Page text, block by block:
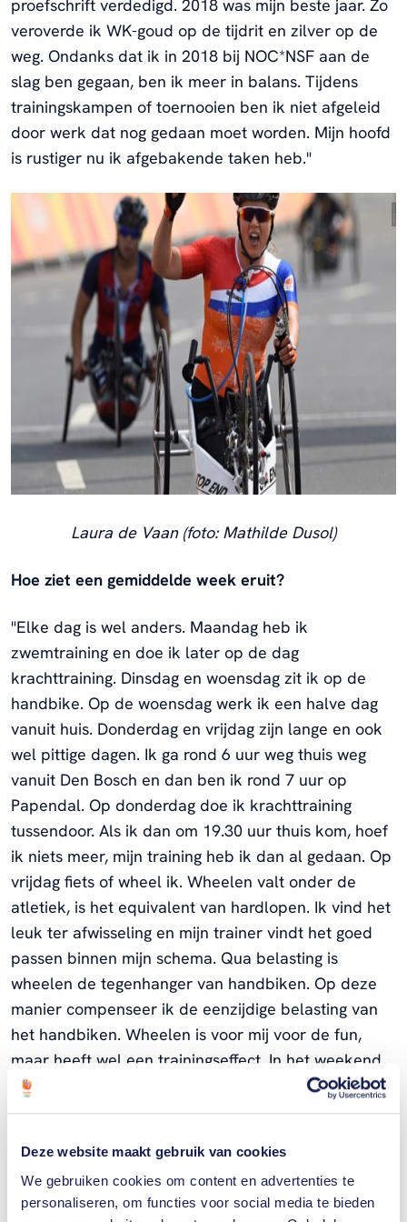
Deze website maakt gebruik van cookies
We gebruiken cookies om content en advertenties te
personaliseren, om functies voor social media te bieden
proefschrift verdedigd. 2018 was mijn beste jaar. Zo
veroverde ik WK-goud op de tijdrit en zilver op de
weg. Ondanks dat ik in 2018 bij NOC*NSF aan de
slag ben gegaan, ben ik meer in balans. Tijdens
trainingskampen of toernooien ben ik niet afgeleid
door werk dat nog gedaan moet worden. Mijn hoofd
is rustiger nu ik afgebakende taken heb."
Laura de Vaan (foto: Mathilde Dusol)
Hoe ziet een gemiddelde week eruit?
"Elke dag is wel anders. Maandag heb ik
zwemtraining en doe ik later op de dag
krachttraining. Dinsdag en woensdag zit ik op de
handbike. Op de woensdag werk ik een halve dag
vanuit huis. Donderdag en vrijdag zijn lange en ook
wel pittige dagen. Ik ga rond 6 uur weg thuis weg
vanuit Den Bosch en dan ben ik rond 7 uur op
Papendal. Op donderdag doe ik krachttraining
tussendoor. Als ik dan om 19.30 uur thuis kom, hoef
ik niets meer, mijn training heb ik dan al gedaan. Op
vrijdag fiets of wheel ik. Wheelen valt onder de
atletiek, is het equivalent van hardlopen. Ik vind het
leuk ter afwisseling en mijn trainer vindt het goed
passen binnen mijn schema. Qua belasting is
wheelen de tegenhanger van handbiken. Op deze
manier compenseer ik de eenzijdige belasting van
het handbiken. Wheelen is voor mij voor de fun,
maar heeft wel een trainingseffect. In het weekend
is één dag een wedstrijd- of trainingsdag, de andere
is een rustdag."
Heb je nog wel tijd voor je echtgenoot, vrienden en
familie?